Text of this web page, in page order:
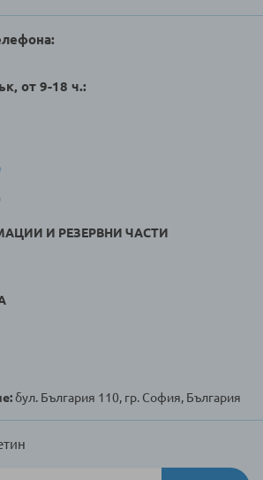
от 9-18 ч.:
И РЕЗЕРВНИ ЧАСТИ
бул. България 110, гр. София, България